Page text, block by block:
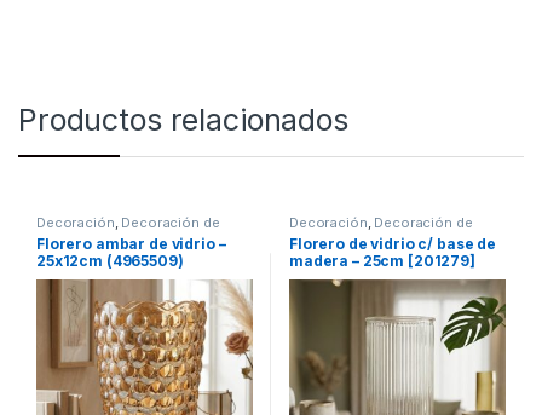
Productos relacionados
Decoración Decoración de
mesas
Florero ambar de vidrio –
25x12cm (4965509)
Decoración Decoración de
mesas
Florero de vidrio c/ base de
madera – 25cm [201279]